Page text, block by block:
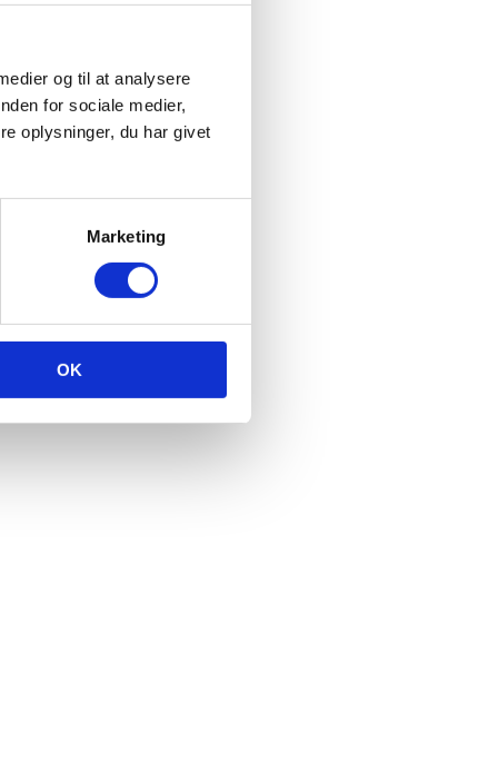
og til at analysere
for sociale medier,
oplysninger, du har givet
Marketing
OK